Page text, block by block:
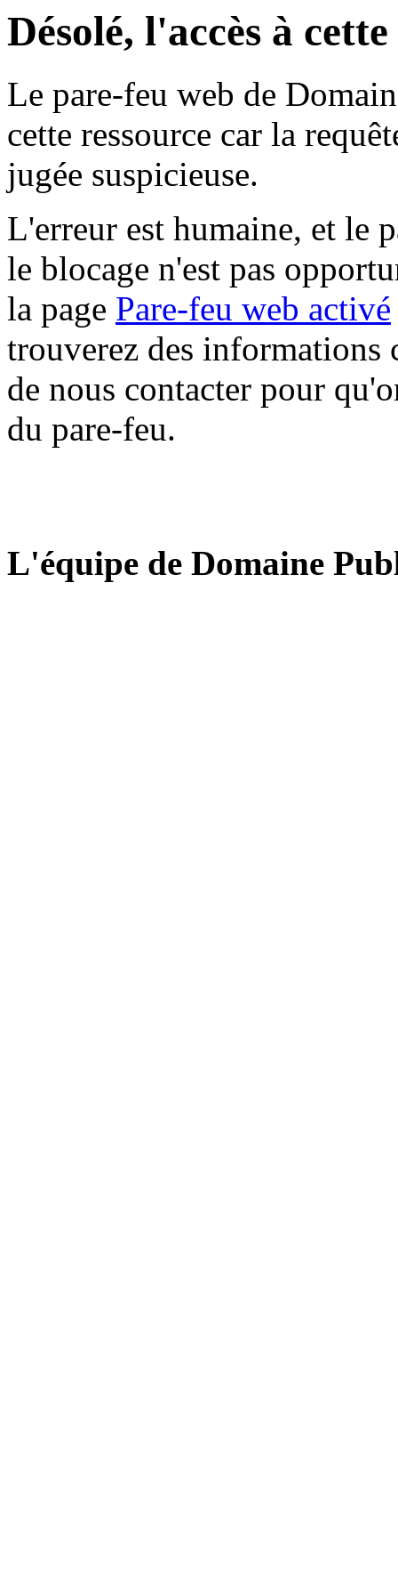
Désolé, l'accès à
Le pare-feu web de
cette ressource car la
jugée suspicieuse.
L'erreur est humaine, et le
le blocage n'est pas
la page Pare-feu web activé
trouverez des informations
de nous contacter pour
du pare-feu.
L'équipe de Domaine